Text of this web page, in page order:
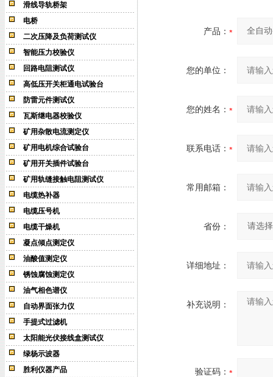
滑线导轨桥架
电桥
二次压降及负荷测试仪
智能压力校验仪
回路电阻测试仪
高低压开关柜通电试验台
防雷元件测试仪
瓦斯继电器校验仪
矿用杂散电流测定仪
矿用电机综合试验台
矿用开关插件试验台
矿用轨缝接触电阻测试仪
电缆热补器
电缆压号机
电缆干燥机
凝点倾点测定仪
油酸值测定仪
锈蚀腐蚀测定仪
油气相色谱仪
自动界面张力仪
手提式过滤机
太阳能光伏接线盒测试仪
绿杨示波器
胜利仪器产品
产品：
您的单位：
您的姓名：
联系电话：
常用邮箱：
省份：
详细地址：
补充说明：
验证码：